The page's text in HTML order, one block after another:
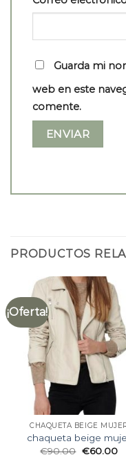
Guarda mi
web en este
comente.
PRODUCTOS
¡Oferta!
CHAQUETA BEIGE
chaqueta beige
€90.00 €60.00